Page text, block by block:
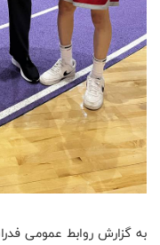
به گزارش روابط عمومی